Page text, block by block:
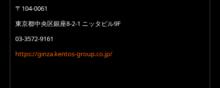
〒104-0061
東京都中央区銀座8-2-1 ニッタビル9F
03-3572-9161
https://ginza.kentos-group.co.jp/